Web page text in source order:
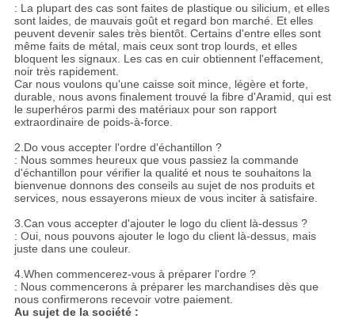
: La plupart des cas sont faites de plastique ou silicium, et elles
sont laides, de mauvais goût et regard bon marché. Et elles
peuvent devenir sales très bientôt. Certains d'entre elles sont
même faits de métal, mais ceux sont trop lourds, et elles
bloquent les signaux. Les cas en cuir obtiennent l'effacement,
noir très rapidement.
Car nous voulons qu'une caisse soit mince, légère et forte,
durable, nous avons finalement trouvé la fibre d'Aramid, qui est
le superhéros parmi des matériaux pour son rapport
extraordinaire de poids-à-force.
2.Do vous accepter l'ordre d'échantillon ?
: Nous sommes heureux que vous passiez la commande
d'échantillon pour vérifier la qualité et nous te souhaitons la
bienvenue donnons des conseils au sujet de nos produits et
services, nous essayerons mieux de vous inciter à satisfaire.
3.Can vous accepter d'ajouter le logo du client là-dessus ?
: Oui, nous pouvons ajouter le logo du client là-dessus, mais
juste dans une couleur.
4.When commencerez-vous à préparer l'ordre ?
: Nous commencerons à préparer les marchandises dès que
nous confirmerons recevoir votre paiement.
Au sujet de la société :